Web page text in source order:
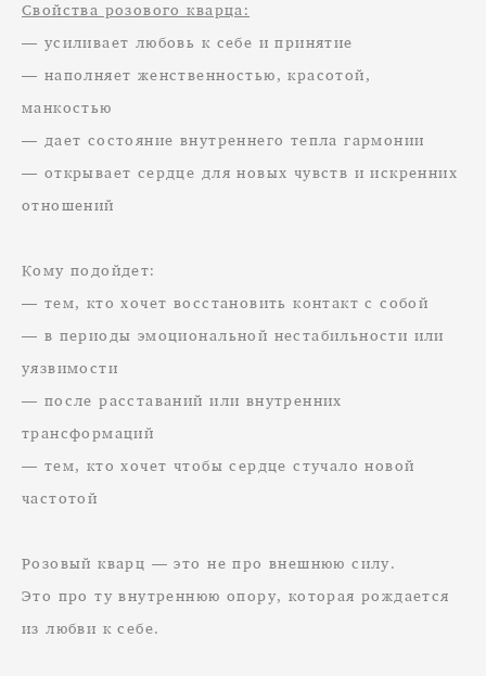
Свойства розового кварца:
— усиливает любовь к себе и принятие
— наполняет женственностью, красотой,
манкостью
— дает состояние внутреннего тепла гармонии
— открывает сердце для новых чувств и искренних
отношений
Кому подойдет:
— тем, кто хочет восстановить контакт с собой
— в периоды эмоциональной нестабильности или
уязвимости
— после расставаний или внутренних
трансформаций
— тем, кто хочет чтобы сердце стучало новой
частотой
Розовый кварц — это не про внешнюю силу.
Это про ту внутреннюю опору, которая рождается
из любви к себе.